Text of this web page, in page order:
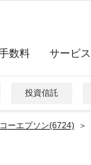
数料 サービス
投資信託
ーエプソン(6724)